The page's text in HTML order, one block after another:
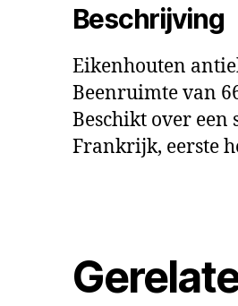
Beschrijving
Eikenhouten
Beenruimte van
Beschikt over
Frankrijk, eerste